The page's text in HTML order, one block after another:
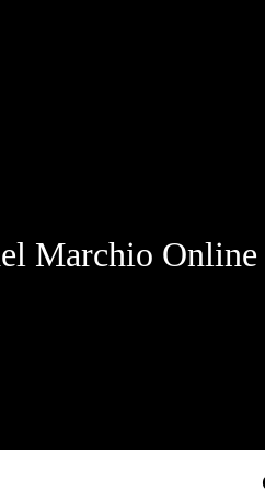
Marchio Online